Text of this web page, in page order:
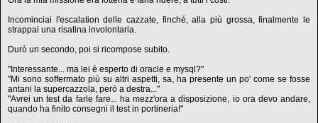
Incominciai l'escalation delle cazzate, finché, alla più grossa, finalmente le
strappai una risatina involontaria.
Durò un secondo, poi si ricompose subito.
"Interessante... ma lei è esperto di oracle e mysql?"
"Mi sono soffermato più su altri aspetti, sa, ha presente un po' come se fosse
antani la supercazzola, però a destra..."
"Avrei un test da farle fare... ha mezz'ora a disposizione, io ora devo andare,
quando ha finito consegni il test in portineria!"